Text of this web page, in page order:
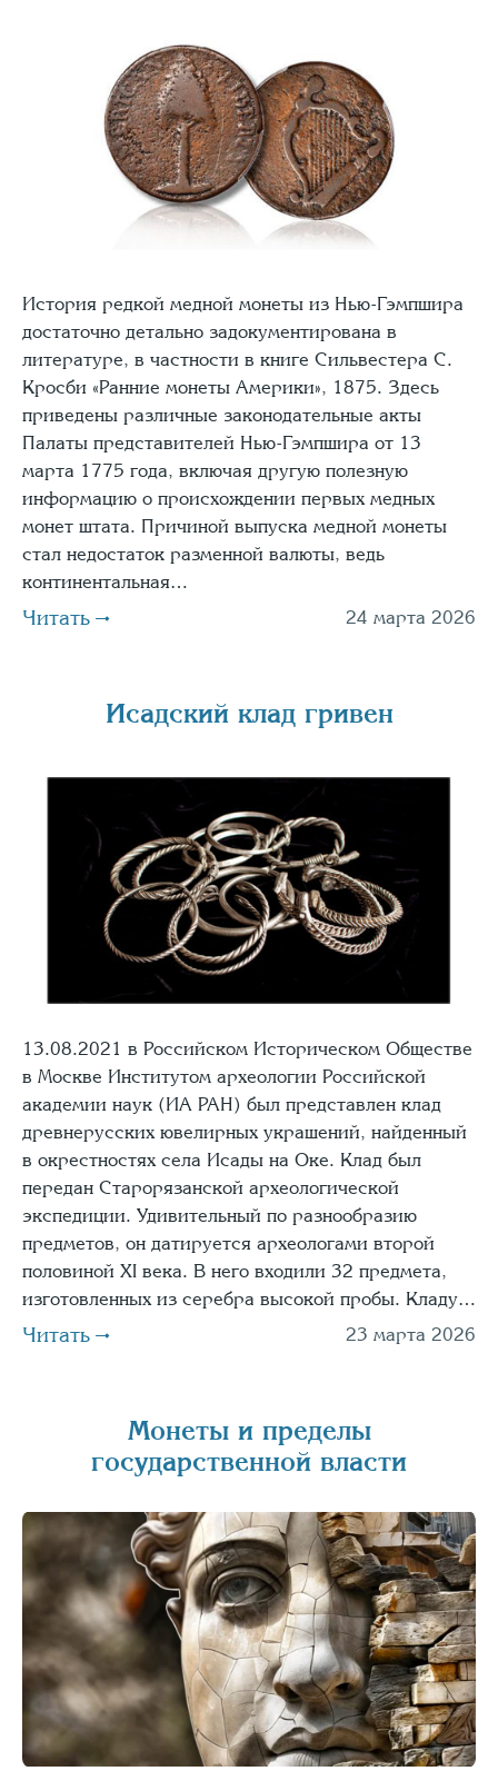
История редкой медной монеты из Нью-Гэмпшира
достаточно детально задокументирована в
литературе, в частности в книге Сильвестера С.
Кросби «Ранние монеты Америки», 1875. Здесь
приведены различные законодательные акты
Палаты представителей Нью-Гэмпшира от 13
марта 1775 года, включая другую полезную
информацию о происхождении первых медных
монет штата. Причиной выпуска медной монеты
стал недостаток разменной валюты, ведь
континентальная…
Читать 24 марта 2026
Исадский клад гривен
13.08.2021 в Российском Историческом Обществе
в Москве Институтом археологии Российской
академии наук (ИА РАН) был представлен клад
древнерусских ювелирных украшений, найденный
в окрестностях села Исады на Оке. Клад был
передан Старорязанской археологической
экспедиции. Удивительный по разнообразию
предметов, он датируется археологами второй
половиной XI века. В него входили 32 предмета,
изготовленных из серебра высокой пробы. Кладу…
Читать 23 марта 2026
Монеты и пределы
государственной власти